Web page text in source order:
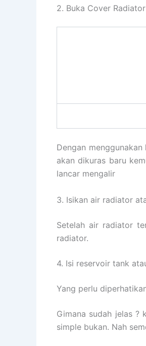
2. Buka Cover Radiator
Dengan
akan dikuras baru
lancar mengalir
3. Isikan air radiator
Setelah air radiator
radiator.
4. Isi reservoir tank
Yang perlu
Gimana sudah jelas
simple bukan. Nah